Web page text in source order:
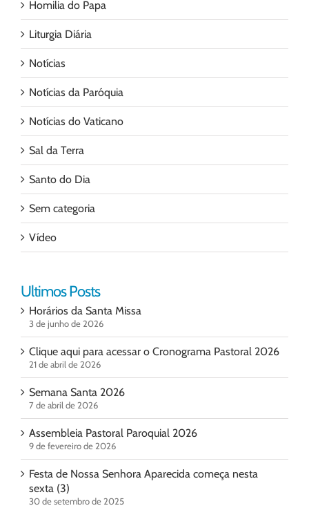
Homilia do Papa
Liturgia Diária
Notícias
Notícias da Paróquia
Notícias do Vaticano
Sal da Terra
Santo do Dia
Sem categoria
Vídeo
Ultimos Posts
Horários da Santa Missa
3 de junho de 2026
Clique aqui para acessar o Cronograma Pastoral 2026
21 de abril de 2026
Semana Santa 2026
7 de abril de 2026
Assembleia Pastoral Paroquial 2026
9 de fevereiro de 2026
Festa de Nossa Senhora Aparecida começa nesta
sexta (3)
30 de setembro de 2025